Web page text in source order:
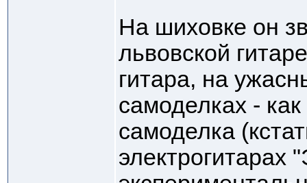
На шиховке он
львовской
гитара, на
самоделках -
самоделка
электрогитарах